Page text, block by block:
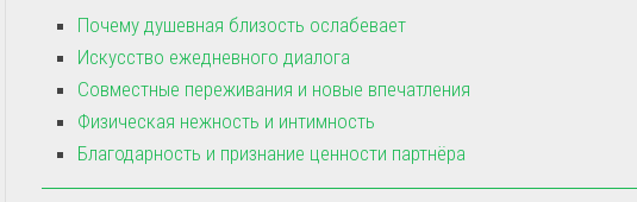
Почему душевная близость ослабевает
Искусство ежедневного диалога
Совместные переживания и новые впечатления
Физическая нежность и интимность
Благодарность и признание ценности партнёра